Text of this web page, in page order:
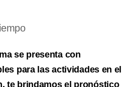
se presenta con
para las actividades en el
te brindamos el pronóstico